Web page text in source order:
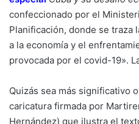
confeccionado por el
Planificación, donde se traza
a la economía y el
provocada por el covid-19».
Quizás sea más significativo
caricatura firmada por
Hernández) que ilustra el